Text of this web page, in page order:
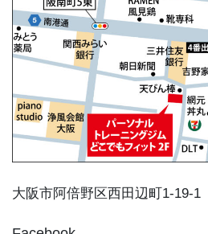
大阪市阿倍野区西田辺町1-19-1